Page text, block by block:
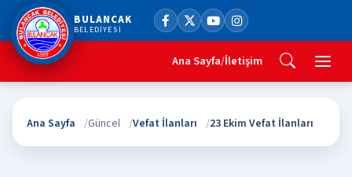
BULANCAK
BELEDİYESİ
Ana Sayfa/İletişim
Ana Sayfa Güncel Vefat İlanları 23 Ekim Vefat İlanları